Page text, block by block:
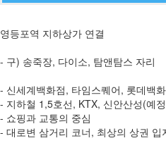
영등포역 지하상가 연결
- 구) 송죽장, 다이소, 탐앤탐스 자리
- 신세계백화점, 타임스퀘어, 롯데백
- 지하철 1,5호선, KTX, 신안산성(예
- 쇼핑과 교통의 중심
- 대로변 삼거리 코너, 최상의 상권 입